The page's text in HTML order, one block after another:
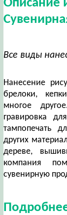
Описание
Все виды
Нанесение
брелоки,
многое
гравировка
тампопечать
других
дереве,
компания
сувенирную